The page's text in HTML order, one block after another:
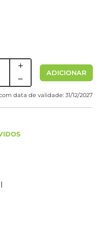
ADICIONAR
data de validade: 31/12/2027